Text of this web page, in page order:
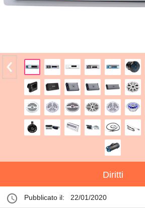
Diritti
Pubblicato il: 22/01/2020